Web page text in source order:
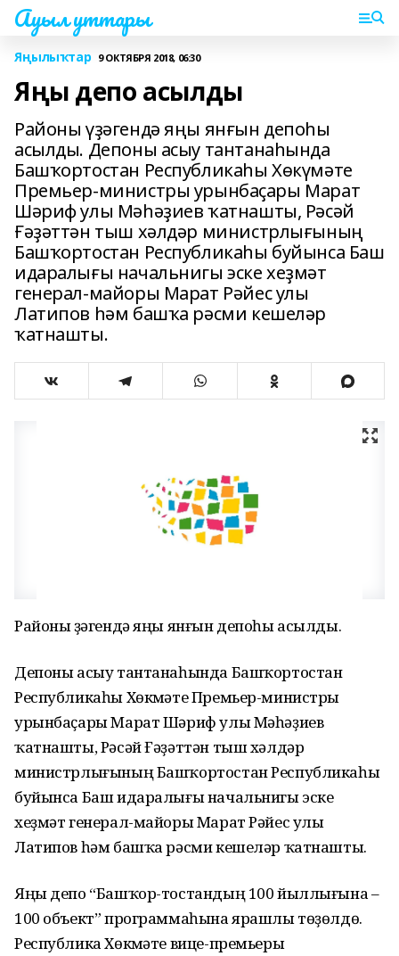
Ауыл уттары
Яңылыҡтар 9 ОКТЯБРЯ 2018, 06:30
Яңы депо асылды
Районы үҙәгендә яңы янғын депоһы
асылды. Депоны асыу тантанаһында
Башҡортостан Республикаһы Хөкүмәте
Премьер-министры урынбаҫары Марат
Шәриф улы Мәһәҙиев ҡатнашты, Рәсәй
Ғәҙәттән тыш хәлдәр министрлығының
Башҡортостан Республикаһы буйынса Баш
идаралығы начальнигы эске хеҙмәт
генерал-майоры Марат Рәйес улы
Латипов һәм башҡа рәсми кешеләр
ҡатнашты.
Районы үҙәгендә яңы янғын депоһы асылды.
Депоны асыу тантанаһында Башҡортостан
Республикаһы Хөкүмәте Премьер-министры
урынбаҫары Марат Шәриф улы Мәһәҙиев
ҡатнашты, Рәсәй Ғәҙәттән тыш хәлдәр
министрлығының Башҡортостан Республикаһы
буйынса Баш идаралығы начальнигы эске
хеҙмәт генерал-майоры Марат Рәйес улы
Латипов һәм башҡа рәсми кешеләр ҡатнашты.
Яңы депо “Башҡор-тостандың 100 йыллығына –
100 объект” программаһына ярашлы төҙөлдө.
Республика Хөкүмәте вице-премьеры